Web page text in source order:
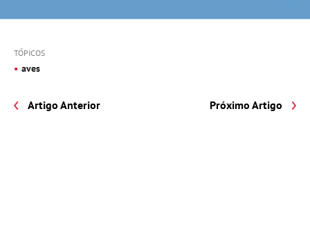
TÓPICOS
aves
Artigo Anterior Próximo Artigo